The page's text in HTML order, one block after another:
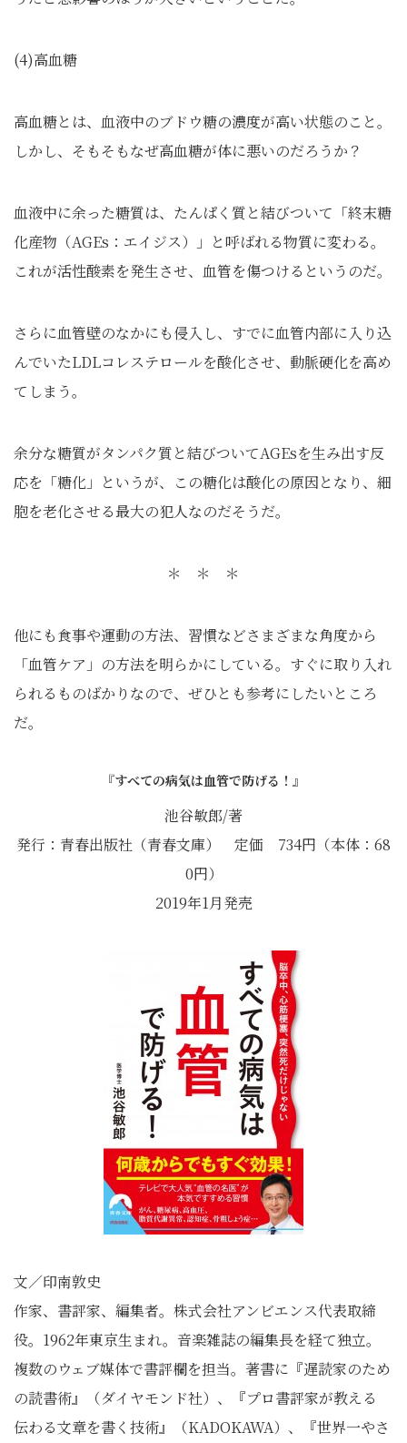
(4)高血糖
高血糖とは、血液中のブドウ糖の濃度が高い状態のこと。
しかし、そもそもなぜ高血糖が体に悪いのだろうか？
血液中に余った糖質は、たんぱく質と結びついて「終末糖
化産物（AGEs：エイジス）」と呼ばれる物質に変わる。
これが活性酸素を発生させ、血管を傷つけるというのだ。
さらに血管壁のなかにも侵入し、すでに血管内部に入り込
んでいたLDLコレステロールを酸化させ、動脈硬化を高め
てしまう。
余分な糖質がタンパク質と結びついてAGEsを生み出す反
応を「糖化」というが、この糖化は酸化の原因となり、細
胞を老化させる最大の犯人なのだそうだ。
＊ ＊ ＊
他にも食事や運動の方法、習慣などさまざまな角度から
「血管ケア」の方法を明らかにしている。すぐに取り入れ
られるものばかりなので、ぜひとも参考にしたいところ
だ。
『すべての病気は血管で防げる！』
池谷敏郎/著
発行：青春出版社（青春文庫） 定価 734円（本体：68
0円）
2019年1月発売
文／印南敦史
作家、書評家、編集者。株式会社アンビエンス代表取締
役。1962年東京生まれ。音楽雑誌の編集長を経て独立。
複数のウェブ媒体で書評欄を担当。著書に『遅読家のため
の読書術』（ダイヤモンド社）、『プロ書評家が教える
伝わる文章を書く技術』（KADOKAWA）、『世界一やさ